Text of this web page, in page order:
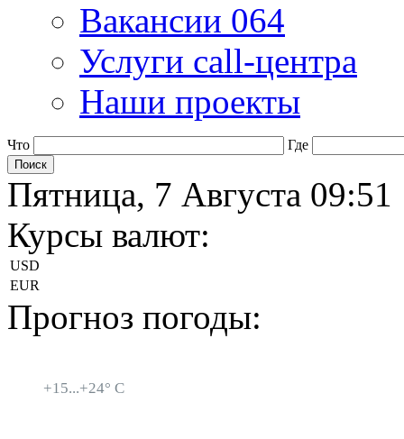
Вакансии 064
Услуги call-центра
Наши проекты
Что Где
Пятница, 7 Августа 09:51
Курсы валют:
USD
EUR
Прогноз погоды:
+15...+24° C